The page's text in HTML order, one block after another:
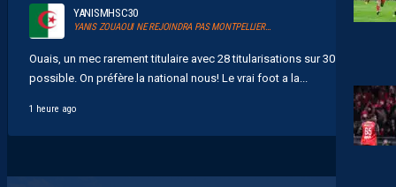
YANISMHSC30
YANIS ZOUAOUI NE REJOINDRA PAS MONTPELLIER…
Ouais, un mec rarement titulaire avec 28 titularisations sur 30
possible. On préfère la national nous! Le vrai foot a la...
1 heure ago